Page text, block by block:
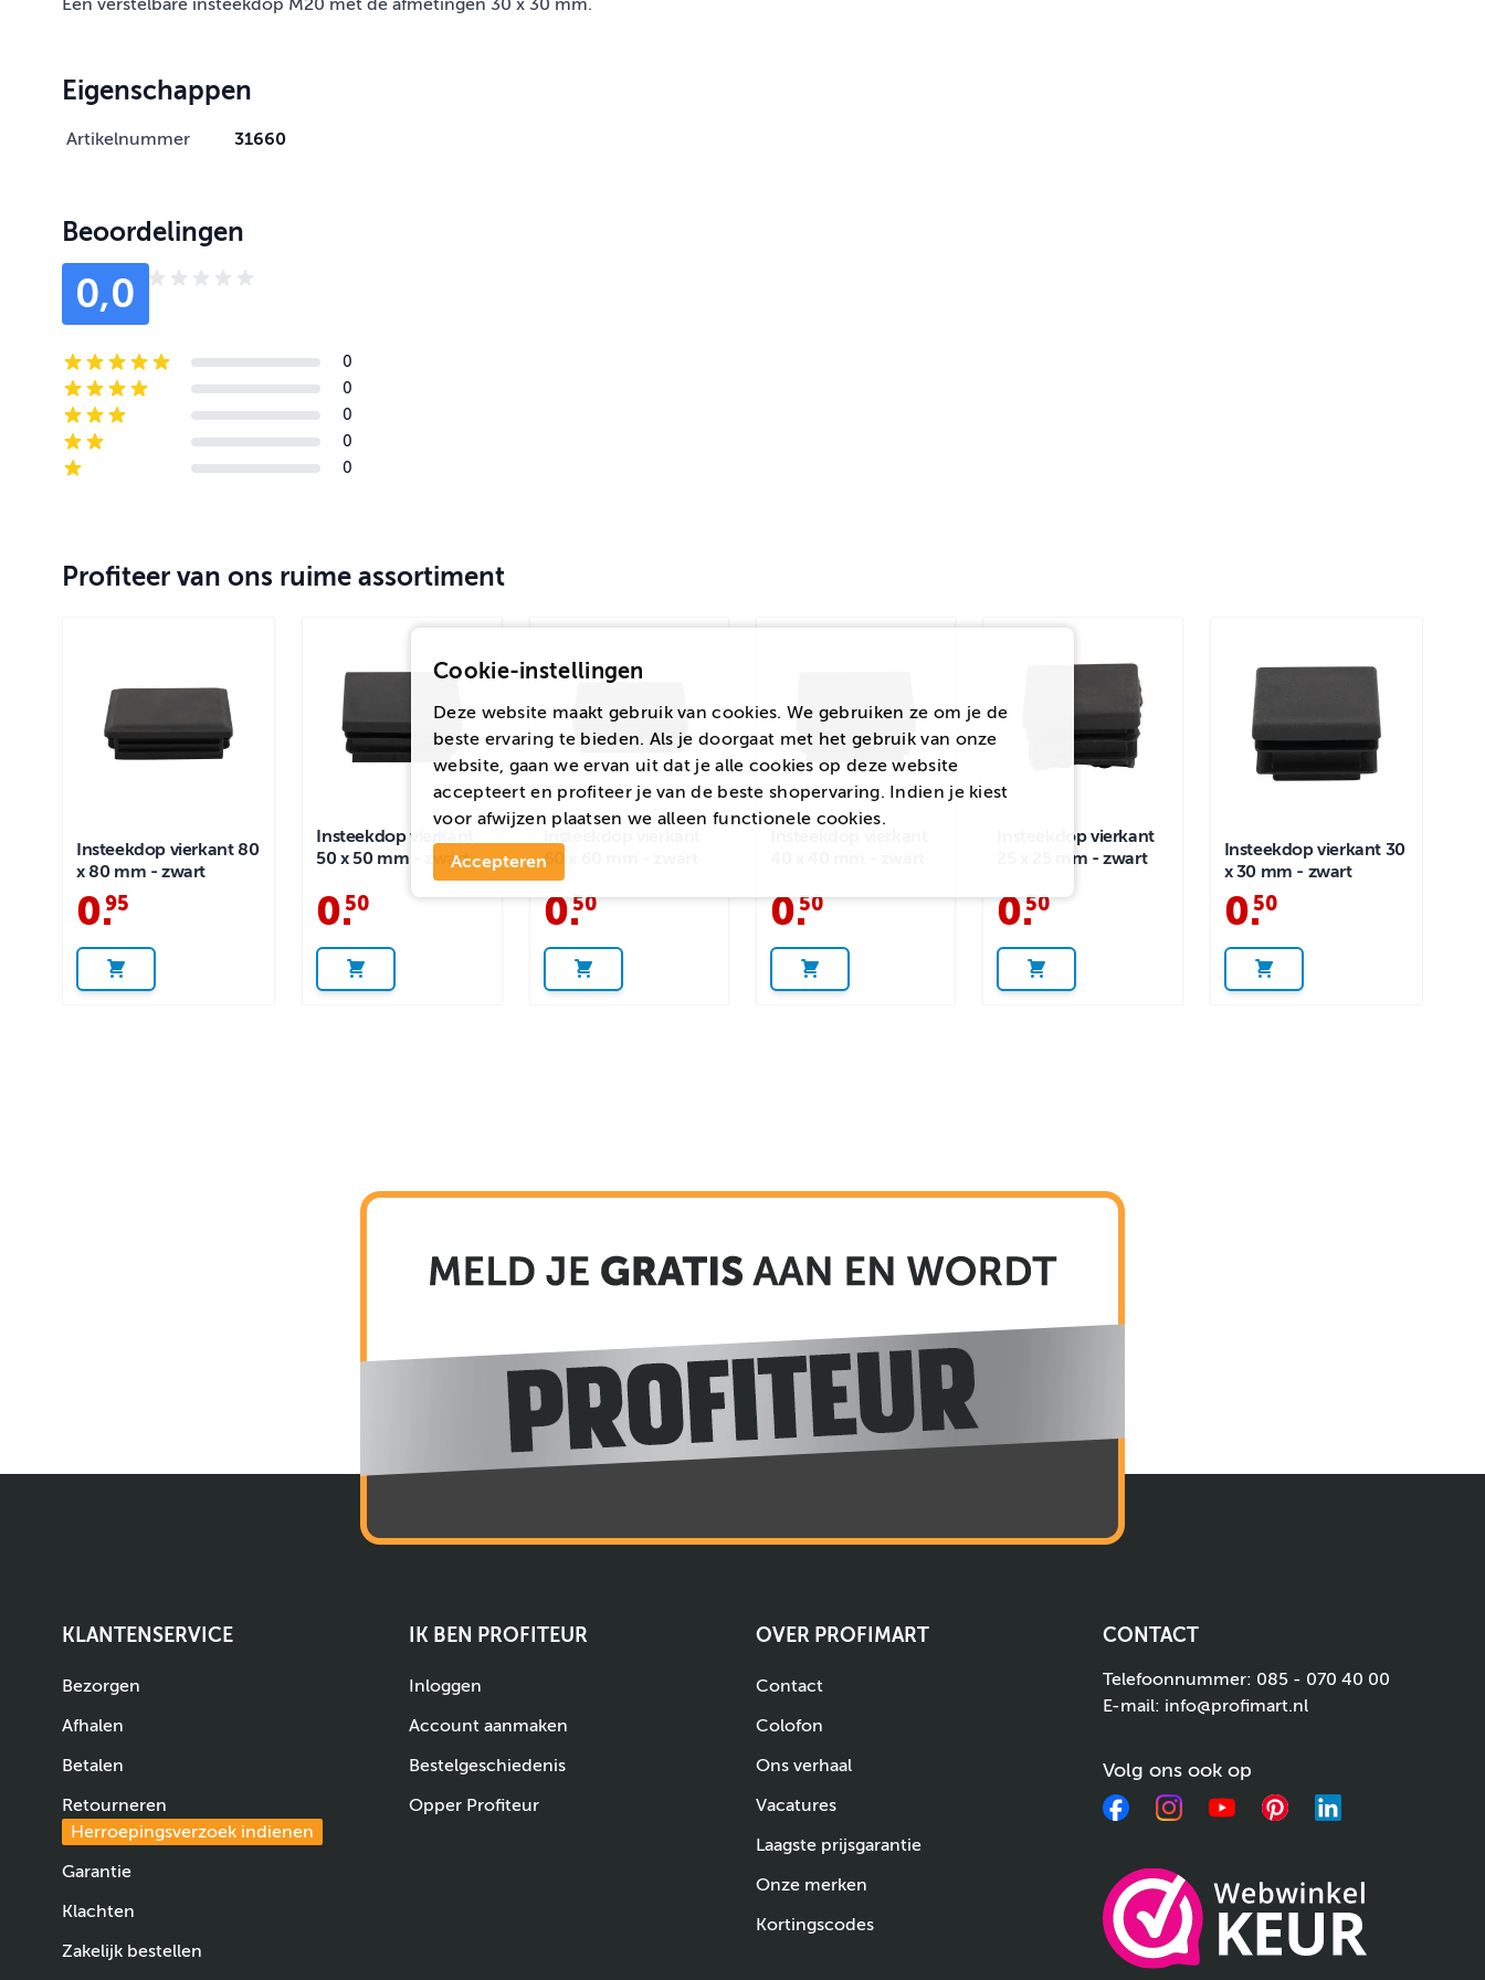
Een verstelbare insteekdop M20 met de afmetingen 30 x 30 mm.
Eigenschappen
Artikelnummer 31660
Beoordelingen
0,0
5-star reviews
0
4-star reviews
0
3-star reviews
0
2-star reviews
0
1-star reviews
0
Profiteer van ons ruime assortiment
Insteekdop vierkant 80
x 80 mm - zwart
0.
95
Insteekdop vierkant
50 x 50 mm - zwart
0.
50
60 x 60 mm - zwart
0.50 0.50
Insteekdop vierkant
25 x 25 mm - zwart
0.50
Insteekdop vierkant 30
x 30 mm - zwart
0.
50
KLANTENSERVICE
Bezorgen
Afhalen
Betalen
Retourneren
Herroepingsverzoek indienen
Garantie
Klachten
Zakelijk bestellen
IK BEN PROFITEUR
Inloggen
Account aanmaken
Bestelgeschiedenis
Opper Profiteur
OVER PROFIMART
Contact
Colofon
Ons verhaal
Vacatures
Laagste prijsgarantie
Onze merken
Kortingscodes
CONTACT
Telefoonnummer: 085 - 070 40 00
E-mail: info@profimart.nl
Volg ons ook op
FacebookInstagramYouTubePinterestLinkedIn
Cookie-instellingen
Deze website maakt gebruik van cookies. We gebruiken ze om je de
beste ervaring te bieden. Als je doorgaat met het gebruik van onze
website, gaan we ervan uit dat je alle cookies op deze website
accepteert en profiteer je van de beste shopervaring. Indien je kiest
voor afwijzen plaatsen we alleen functionele cookies.
Accepteren